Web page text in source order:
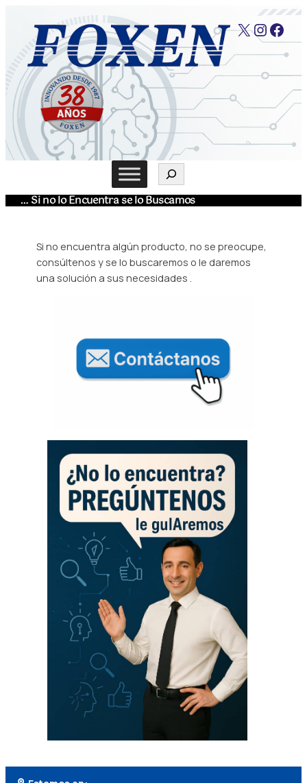
contenido
X
Buscar
… Si no lo Encuentra se lo Buscamos
Si no encuentra algún producto, no se preocupe,
consúltenos y se lo buscaremos o le daremos
una solución a sus necesidades .